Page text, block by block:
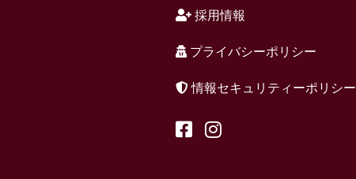
採用情報
プライバシーポリシー
情報セキュリティーポリシー